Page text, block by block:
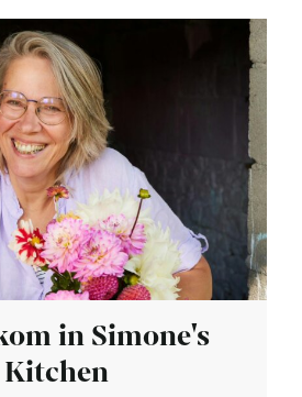
in Simone's
Kitchen